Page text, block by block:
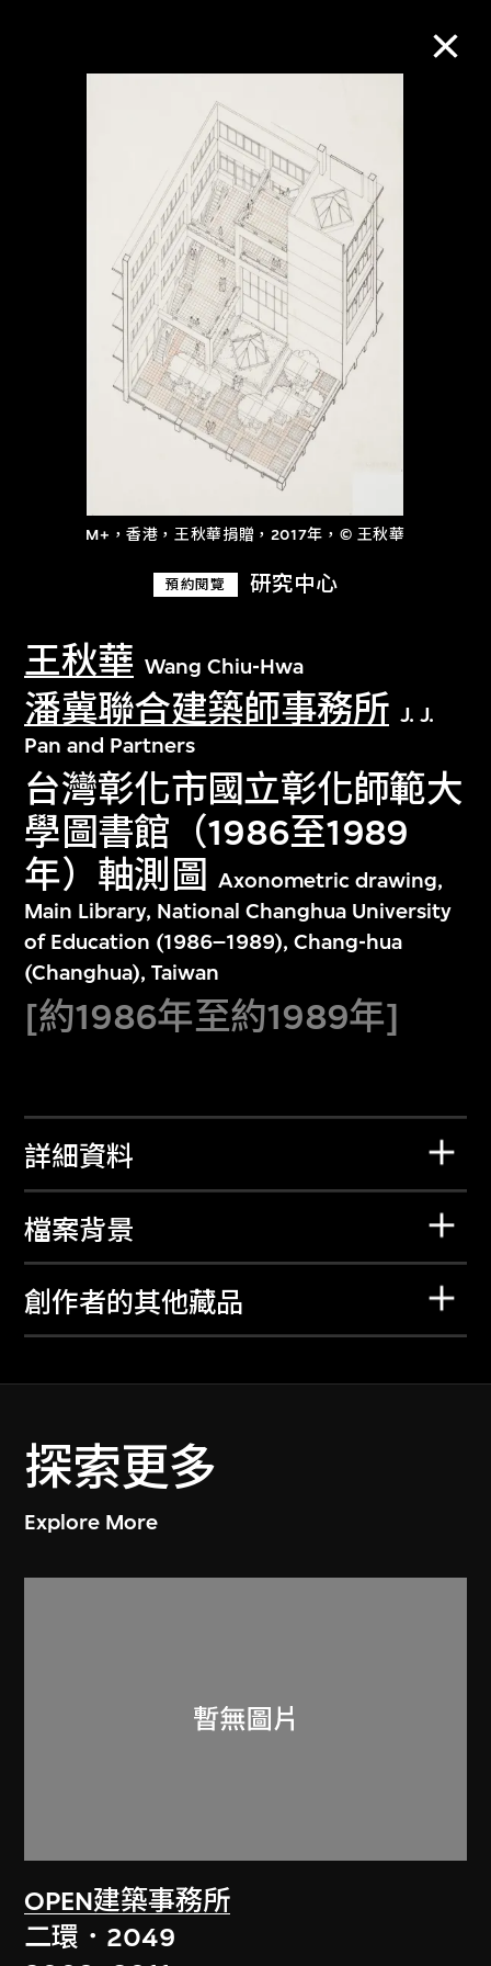
M+，香港，王秋華捐贈，2017年，© 王秋華
預約閱覽 研究中心
王秋華 Wang Chiu-Hwa
潘冀聯合建築師事務所 J. J.
Pan and Partners
台灣彰化市國立彰化師範大
學圖書館（1986至1989
年）軸測圖
Axonometric drawing,
Main Library, National Changhua University
of Education (1986–1989), Chang-hua
(Changhua), Taiwan
[約1986年至約1989年]
詳細資料
檔案背景
創作者的其他藏品
探索更多
Explore More
OPEN建築事務所
二環．2049
M+藏品
進一步篩選
關於M+藏品
探索世界頂級的二十及二十一世紀視覺